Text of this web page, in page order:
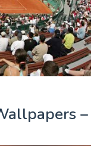
–